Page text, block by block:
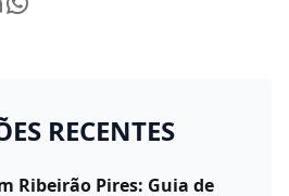
RECENTES
Ribeirão Pires: Guia de